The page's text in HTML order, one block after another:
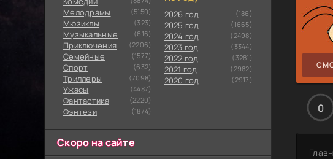
Мелодрамы (5150)
Мюзиклы (323)
Музыкальные (616)
Приключения (2206)
Семейные (1577)
Cпорт (632)
Триллеры (7098)
Ужасы (4487)
Фантастика (2220)
Фэнтези (1874)
2026 год (186)
2025 год (1665)
2024 год (2498)
2023 год (3344)
2022 год (3281)
2021 год (2982)
2020 год (2917)
Скоро на сайте
0